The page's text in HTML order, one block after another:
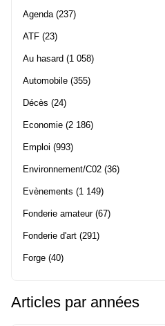
Agenda(237)
ATF (23)
Au hasard (1 058)
Automobile (355)
Décès (24)
Economie (2 186)
Emploi (993)
Environnement/C02 (36)
Evènements (1 149)
Fonderie amateur(67)
Fonderie d'art (291)
Forge (40)
Articles par années